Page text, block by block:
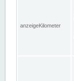
anzeigeKilometer